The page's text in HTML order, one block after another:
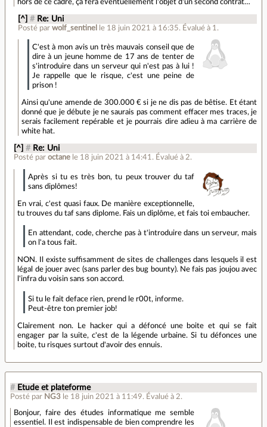
hors de ce cadre, ça fera éventuellement l'objet d'un second contrat…
[^] # Re: Uni
Posté par wolf_sentinel le 18 juin 2021 à 16:35. Évalué à 1 .
C'est à mon avis un très mauvais conseil que de
dire à un jeune homme de 17 ans de tenter de
s'introduire dans un serveur qui n'est pas à lui !
Je rappelle que le risque, c'est une peine de
prison !
Ainsi qu'une amende de 300.000 € si je ne dis pas de bêtise. Et étant
donné que je débute je ne saurais pas comment effacer mes traces, je
serais facilement repérable et je pourrais dire adieu à ma carrière de
white hat.
[^] # Re: Uni
Posté paroctane le 18 juin 2021 à 14:41 . Évalué à 2.
Après si tu es très bon, tu peux trouver du taf
sans diplômes!
En vrai, c'est quasi faux. De manière exceptionnelle,
tu trouves du taf sans diplome. Fais un diplôme, et fais toi embaucher.
En attendant, code, cherche pas à t'introduire dans un serveur, mais
on l'a tous fait.
NON. Il existe suffisamment de sites de challenges dans lesquels il est
légal de jouer avec (sans parler des bug bounty). Ne fais pas joujou avec
l'infra du voisin sans son accord.
Si tu le fait deface rien, prend le r00t, informe.
Peut-être ton premier job!
Clairement non. Le hacker qui a défoncé une boite et qui se fait
engager par la suite, c'est de la légende urbaine. Si tu défonces une
boite, tu risques surtout d'avoir des ennuis.
# Etude et plateforme
Posté par NG3 le 18 juin 2021 à 11:49. Évalué à 2.
Bonjour, faire des études informatique me semble
essentiel. Il est indispensable de bien comprendre les